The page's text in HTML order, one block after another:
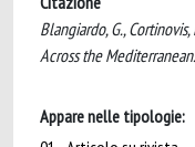
Blangiardo, G.,
Across the
Appare nelle tipologie: